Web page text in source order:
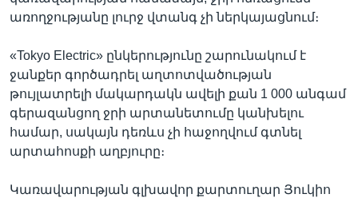
առողջությանը լուրջ վտանգ չի ներկայացնում։
«Tokyo Electric» ընկերությունը շարունակում է
ջանքեր գործադրել աղտոտվածության
թույլատրելի մակարդակն ավելի քան 1 000 անգամ
գերազանցող ջրի արտանետումը կանխելու
համար, սակայն դեռևս չի հաջողվում գտնել
արտահոսքի աղբյուրը։
Կառավարության գլխավոր քարտուղար Յուկիո